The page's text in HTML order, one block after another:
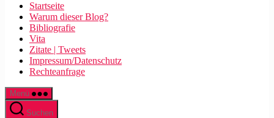
Startseite
Warum dieser Blog?
Bibliografie
Vita
Zitate | Tweets
Impressum/Datenschutz
Rechteanfrage
Menü
Suchen